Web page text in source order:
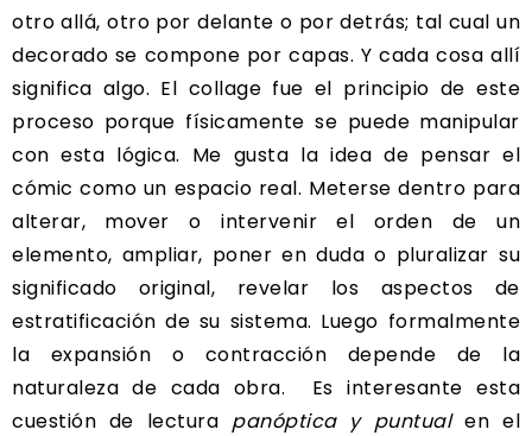
otro allá, otro por delante o por detrás; tal cual un
decorado se compone por capas. Y cada cosa allí
significa algo. El collage fue el principio de este
proceso porque físicamente se puede manipular
con esta lógica. Me gusta la idea de pensar el
cómic como un espacio real. Meterse dentro para
alterar, mover o intervenir el orden de un
elemento, ampliar, poner en duda o pluralizar su
significado original, revelar los aspectos de
estratificación de su sistema. Luego formalmente
la expansión o contracción depende de la
naturaleza de cada obra. Es interesante esta
cuestión de lectura panóptica y puntualen el